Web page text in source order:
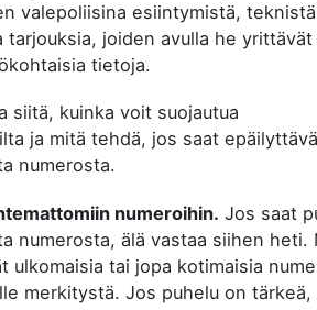
valepoliisina esiintymistä,
tarjouksia, joiden avulla he yrittävät
tietoja.
siitä, kuinka voit suojautua
ja mitä tehdä, jos saat
numerosta.
numeroihin. Jos saat
numerosta, älä vastaa siihen heti.
ulkomaisia tai jopa kotimaisia
merkitystä. Jos puhelu on